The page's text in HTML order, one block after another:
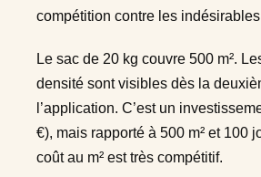
compétition contre les
Le sac de 20 kg couvre 500 m².
densité sont visibles dès la
l’application. C’est un
€), mais rapporté à 500 m² et 100
coût au m² est très compétitif.